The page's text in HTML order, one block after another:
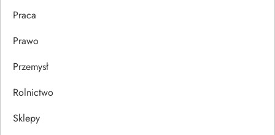
Praca
Prawo
Przemysł
Rolnictwo
Sklepy